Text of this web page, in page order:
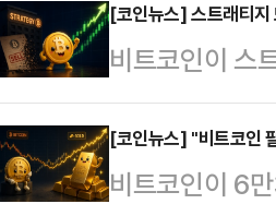
흐름이 이어지
다.7일 글로벌
비트코인은 6
까지 올랐지만
말 5만8000달
[코인뉴스] 스트래티
비트코인이 스
4000달러선을
크게 흔들렸지
투자심리가 회
[코인뉴스] "비트코인
비트코인이 6